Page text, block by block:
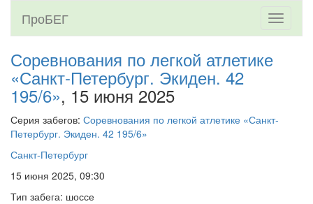
Toggle
ПроБЕГ
Соревнования по легкой атлетике
«Санкт-Петербург. Экиден. 42
195/6», 15 июня 2025
Серия забегов: Соревнования по легкой атлетике «Санкт-
Петербург. Экиден. 42 195/6»
Санкт-Петербург
15 июня 2025, 09:30
Тип забега: шоссе